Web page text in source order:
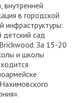
внутренней
в городской
инфраструктуры:
сад
За 15-20
и школы